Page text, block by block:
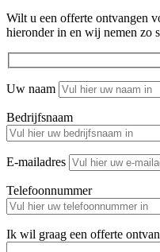
Wilt u een offerte ontvangen
hieronder in en wij nemen zo
Uw naam
Bedrijfsnaam
E-mailadres
Telefoonnummer
Ik wil graag een offerte